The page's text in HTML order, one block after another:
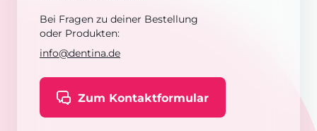
Bei Fragen zu deiner Bestellung
oder Produkten:
info@dentina.de
Zum Kontaktformular